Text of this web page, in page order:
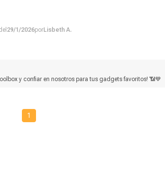
29/1/2026porLisbeth A.
y confiar en nosotros para tus gadgets favoritos! 📶💙
1